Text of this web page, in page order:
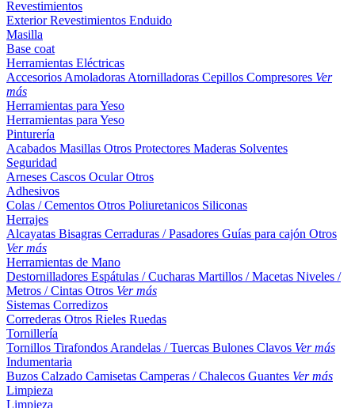
Revestimientos
ExteriorRevestimientos Enduido
Masilla
Base coat
Herramientas Eléctricas
Accesorios Amoladoras Atornilladoras Cepillos Compresores Ver
más
Herramientas para Yeso
Herramientas para Yeso
Pinturería
Acabados Masillas Otros Protectores Maderas Solventes
Seguridad
Arneses Cascos OcularOtros
Adhesivos
Colas / Cementos Otros Poliuretanicos Siliconas
Herrajes
Alcayatas Bisagras Cerraduras / Pasadores Guías para cajón Otros
Ver más
Herramientas de Mano
Destornilladores Espátulas / Cucharas Martillos / Macetas Niveles /
Metros / Cintas Otros Ver más
Sistemas Corredizos
Correderas Otros Rieles Ruedas
Tornillería
Tornillos Tirafondos Arandelas / Tuercas Bulones Clavos Ver más
Indumentaria
Buzos Calzado Camisetas Camperas / Chalecos Guantes Ver más
Limpieza
Limpieza